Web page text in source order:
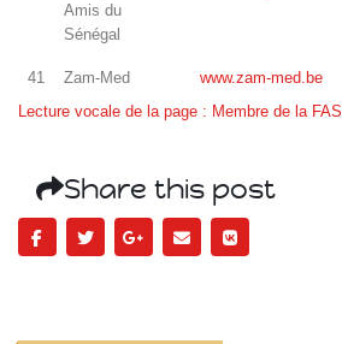
Amis du
Sénégal
41 Zam-Med
www.zam-med.be
Lecture vocale de la page : Membre de la FASI
Share this post